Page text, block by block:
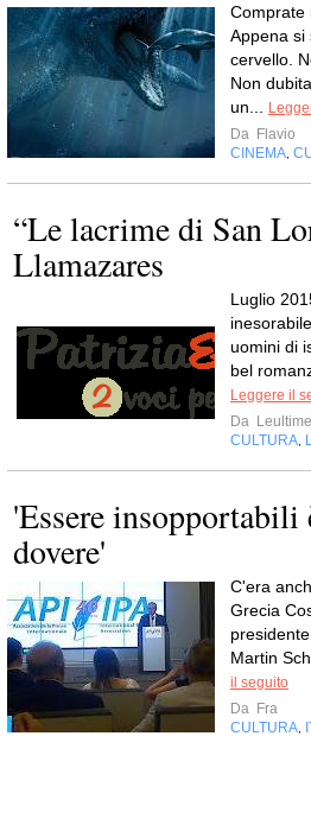
Comprate
Appena si
cervello.
Non
un...
Da Flavio
CINEMA
“Le lacrime di San
Llamazares
Luglio
uomini di
bel
Leggere il
Da
CULTURA
'Essere
dovere'
C'era
Grecia
Martin
il seguito
Da Fra
CULTURA